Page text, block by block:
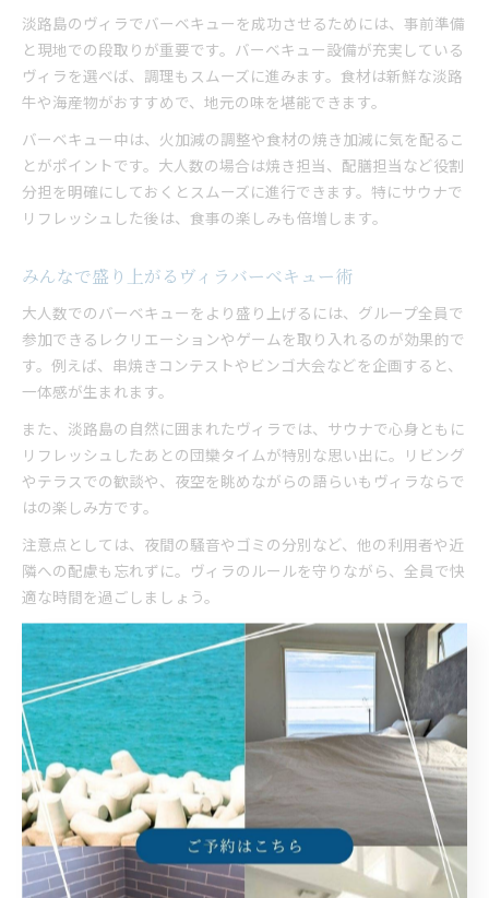
淡路島のヴィラでバーベキューを成功させるためには、事前準備
と現地での段取りが重要です。バーベキュー設備が充実している
ヴィラを選べば、調理もスムーズに進みます。食材は新鮮な淡路
牛や海産物がおすすめで、地元の味を堪能できます。
バーベキュー中は、火加減の調整や食材の焼き加減に気を配るこ
とがポイントです。大人数の場合は焼き担当、配膳担当など役割
分担を明確にしておくとスムーズに進行できます。特にサウナで
リフレッシュした後は、食事の楽しみも倍増します。
みんなで盛り上がるヴィラバーベキュー術
大人数でのバーベキューをより盛り上げるには、グループ全員で
参加できるレクリエーションやゲームを取り入れるのが効果的で
す。例えば、串焼きコンテストやビンゴ大会などを企画すると、
一体感が生まれます。
また、淡路島の自然に囲まれたヴィラでは、サウナで心身ともに
リフレッシュしたあとの団欒タイムが特別な思い出に。リビング
やテラスでの歓談や、夜空を眺めながらの語らいもヴィラならで
はの楽しみ方です。
注意点としては、夜間の騒音やゴミの分別など、他の利用者や近
隣への配慮も忘れずに。ヴィラのルールを守りながら、全員で快
適な時間を過ごしましょう。
バーベキュー設備充実のヴィラ選びのコツ
バーベキュー設備が充実したヴィラを選ぶ際は、グリルや調理器
具の有無だけでなく、食材の持ち込み可否や後片付けのサポート
体制もチェックしましょう。特に淡路島では、オーナーこだわり
の本格的な設備を備えたヴィラが人気です。
また、大人数での利用を想定している場合は、十分な広さのテラ
スや屋外スペースがあるかも重要なポイントです。サウナ付きヴ
ィラの場合、サウナ後にそのままバーベキューが楽しめる動線や
水風呂の設備も確認しておくと快適です。